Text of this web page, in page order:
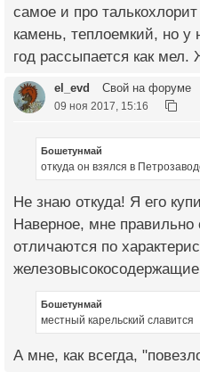
самое и про
камень, теплоемкий, но у
год рассыпается как
el_evd Свой на форуме
09 ноя 2017, 15:16
Бошетунмай
откуда он взялся в
Не знаю откуда! Я его
Наверное, мне правильно
отличаются по
Бошетунмай
местный карельский славится
А мне, как всегда,